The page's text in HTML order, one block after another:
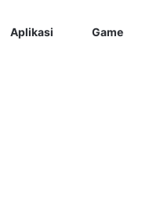
Aplikasi Game